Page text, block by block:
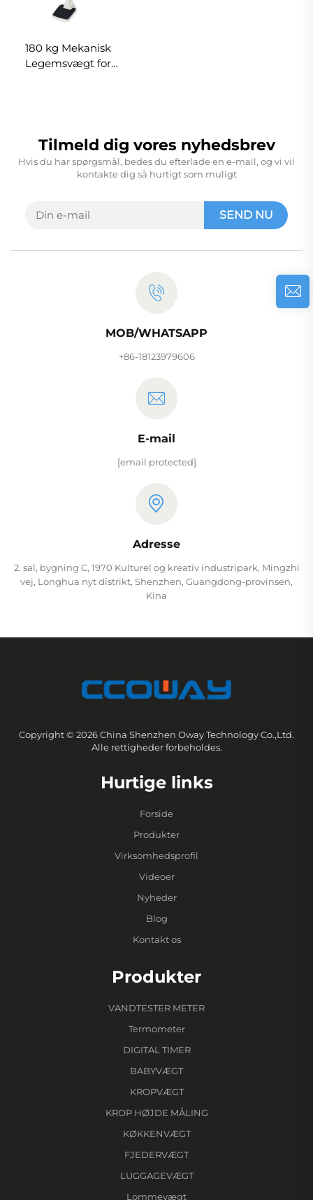
180 kg Mekanisk
Legemsvægt for
Tilmeld dig vores nyhedsbrev
Hvis du har spørgsmål, bedes du efterlade en e-mail, og vi vil
kontakte dig så hurtigt som muligt
SEND NU
MOB/WHATSAPP
+86-18123979606
E-mail
[email protected]
Adresse
2. sal, bygning C, 1970 Kulturel og kreativ industripark, Mingzhi
vej, Longhua nyt distrikt, Shenzhen, Guangdong-provinsen,
Kina
Copyright © 2026 China Shenzhen Oway Technology Co.,Ltd.
Alle rettigheder forbeholdes.
Hurtige links
Forside
Produkter
Virksomhedsprofil
Videoer
Nyheder
Blog
Kontakt os
Produkter
VANDTESTER METER
Termometer
DIGITAL TIMER
BABYVÆGT
KROPVÆGT
KROP HØJDE MÅLING
KØKKENVÆGT
FJEDERVÆGT
LUGGAGEVÆGT
Lommevægt